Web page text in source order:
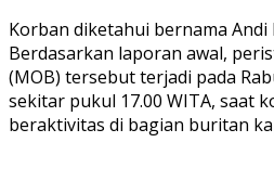
Korban diketahui bernama Andi
Berdasarkan laporan awal,
(MOB) tersebut terjadi pada
sekitar pukul 17.00 WITA, saat
beraktivitas di bagian buritan